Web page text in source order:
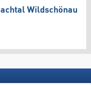
Wildschönau